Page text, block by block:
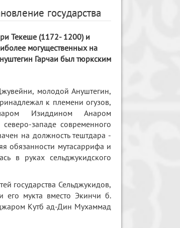
государства
Текеше (1172- 1200) и
могущественных на
Гарчаи был тюркским
молодой Ануштегин,
к племени огузов,
Изиддином Анаром
западе современного
на должность тештдара -
обязанности мутасаррифа и
в руках сельджукидского
государства Сельджукидов,
его мукта вместо Экинчи б.
Кутб ад-Дин Мухаммад